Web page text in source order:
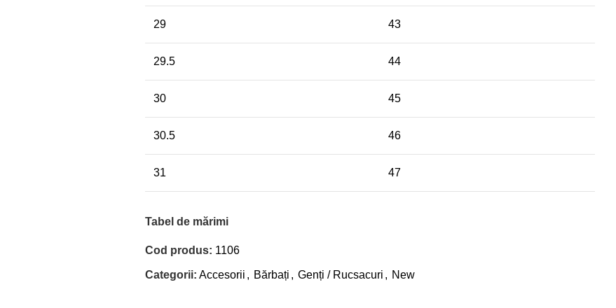
29 43
29.5 44
30 45
30.5 46
31 47
Tabel de mărimi
Cod produs: 1106
Categorii: Accesorii , Bărbați , Genți / Rucsacuri , New